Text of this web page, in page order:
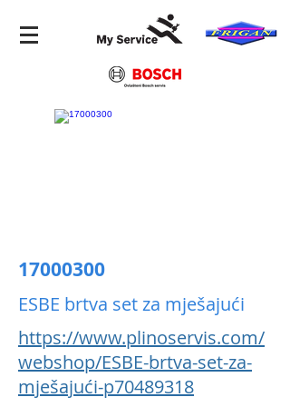
17000300
ESBE brtva set za mješajući
https://www.plinoservis.com/
webshop/ESBE-brtva-set-za-
mješajući-p70489318